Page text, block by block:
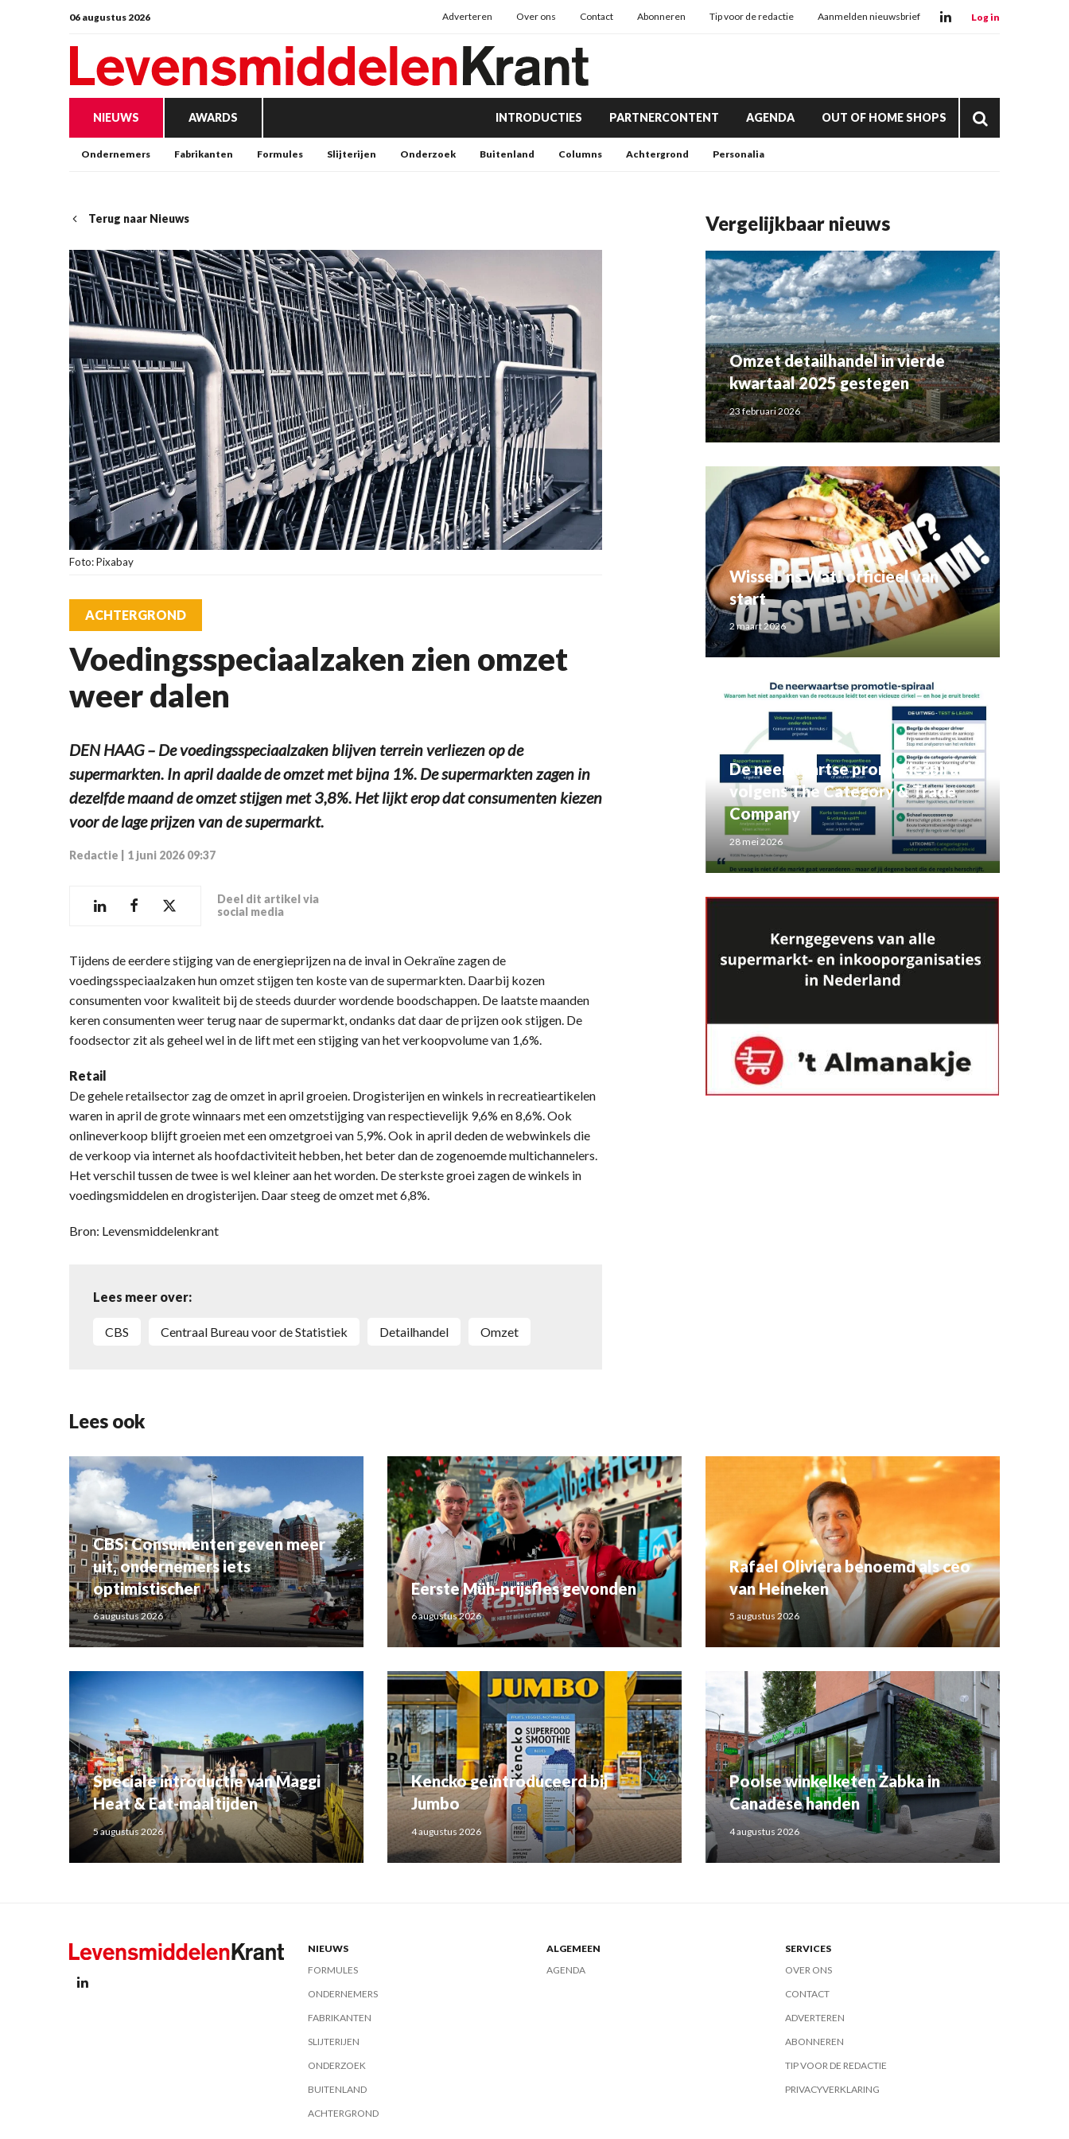
06 augustus 2026 Adverteren Over ons Contact Abonneren Tip voor de redactie Aanmelden nieuwsbrief Log in
NIEUWS AWARDS INTRODUCTIES PARTNERCONTENT AGENDA OUT OF HOME SHOPS
Ondernemers Fabrikanten Formules Slijterijen Onderzoek Buitenland Columns Achtergrond Personalia
Terug naar Nieuws
Foto: Pixabay
ACHTERGROND
Voedingsspeciaalzaken zien omzet
weer dalen
DEN HAAG – De voedingsspeciaalzaken blijven terrein verliezen op de
supermarkten. In april daalde de omzet met bijna 1%. De supermarkten zagen in
dezelfde maand de omzet stijgen met 3,8%. Het lijkt erop dat consumenten kiezen
voor de lage prijzen van de supermarkt.
Redactie 1 juni 2026 09:37
Deel dit artikel via
social media
Tijdens de eerdere stijging van de energieprijzen na de inval in Oekraïne zagen de
voedingsspeciaalzaken hun omzet stijgen ten koste van de supermarkten. Daarbij kozen
consumenten voor kwaliteit bij de steeds duurder wordende boodschappen. De laatste maanden
keren consumenten weer terug naar de supermarkt, ondanks dat daar de prijzen ook stijgen. De
foodsector zit als geheel wel in de lift met een stijging van het verkoopvolume van 1,6%.
Retail
De gehele retailsector zag de omzet in april groeien. Drogisterijen en winkels in recreatieartikelen
waren in april de grote winnaars met een omzetstijging van respectievelijk 9,6% en 8,6%. Ook
onlineverkoop blijft groeien met een omzetgroei van 5,9%. Ook in april deden de webwinkels die
de verkoop via internet als hoofdactiviteit hebben, het beter dan de zogenoemde multichannelers.
Het verschil tussen de twee is wel kleiner aan het worden. De sterkste groei zagen de winkels in
voedingsmiddelen en drogisterijen. Daar steeg de omzet met 6,8%.
Bron: Levensmiddelenkrant
Lees meer over:
CBS Centraal Bureau voor de Statistiek detailhandel omzet
Vergelijkbaar nieuws
Omzet detailhandel in vierde
kwartaal 2025 gestegen
23 februari 2026
Wissel ‘ns Wat! officieel van
start
2 maart 2026
De neerwaartse promotiespiraal
volgens The Category & Trade
Company
28 mei 2026
Lees ook
CBS: Consumenten geven meer
uit, ondernemers iets
optimistischer
6 augustus 2026
Eerste Müh-prijsfles gevonden
6 augustus 2026
Rafael Oliviera benoemd als ceo
van Heineken
5 augustus 2026
Speciale introductie van Maggi
Heat & Eat-maaltijden
5 augustus 2026
Kencko geïntroduceerd bij
Jumbo
4 augustus 2026
Poolse winkelketen Żabka in
Canadese handen
4 augustus 2026
NIEUWS
FORMULES
ONDERNEMERS
FABRIKANTEN
SLIJTERIJEN
ONDERZOEK
BUITENLAND
ACHTERGROND
ALGEMEEN
AGENDA
SERVICES
OVER ONS
CONTACT
ADVERTEREN
ABONNEREN
TIP VOOR DE REDACTIE
PRIVACYVERKLARING